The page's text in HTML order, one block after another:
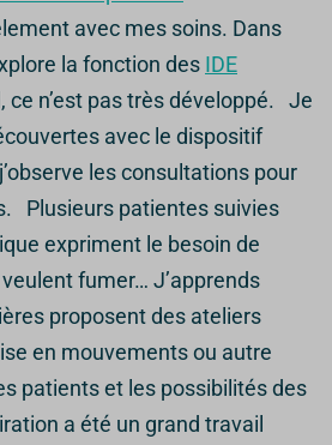
avec mes soins. Dans
la fonction des IDE
ce n’est pas très développé. Je
avec le dispositif
les consultations pour
Plusieurs patientes suivies
expriment le besoin de
fumer… J’apprends
proposent des ateliers
en mouvements ou autre
patients et les possibilités des
a été un grand travail